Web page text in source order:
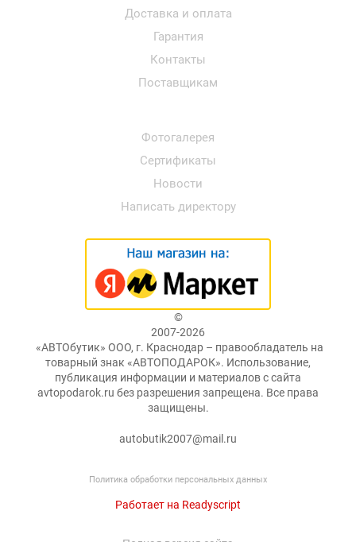
Доставка и оплата
Гарантия
Контакты
Поставщикам
Фотогалерея
Сертификаты
Новости
Написать директору
©
2007-2026
«АВТОбутик» ООО, г. Краснодар – правообладатель на
товарный знак «АВТОПОДАРОК». Использование,
публикация информации и материалов с сайта
avtopodarok.ru без разрешения запрещена. Все права
защищены.
autobutik2007@mail.ru
Политика обработки персональных данных
Работает на Readyscript